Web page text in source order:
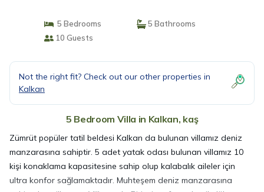
5 Bedrooms
5 Bathrooms
10 Guests
Not the right fit? Check out our other properties in
Kalkan
5 Bedroom Villa in Kalkan, kaş
Zümrüt popüler tatil beldesi Kalkan da bulunan villamız deniz
manzarasına sahiptir. 5 adet yatak odası bulunan villamız 10
kişi konaklama kapasitesine sahip olup kalabalık aileler için
ultra konfor sağlamaktadır. Muhteşem deniz manzarasına